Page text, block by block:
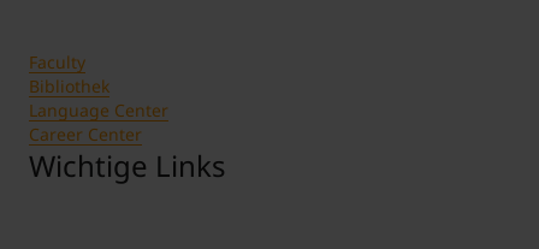
Faculty
Bibliothek
Language Center
Career Center
Wichtige Links